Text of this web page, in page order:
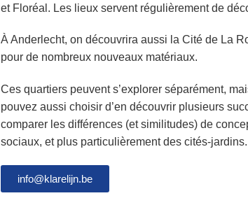
et Floréal. Les lieux servent régulièrement de
À Anderlecht, on découvrira aussi la Cité de La
pour de nombreux nouveaux matériaux.
Ces quartiers peuvent s’explorer séparément,
pouvez aussi choisir d’en découvrir plusieurs
comparer les différences (et similitudes) de
sociaux, et plus particulièrement des cités-jardins.
info@klarelijn.be